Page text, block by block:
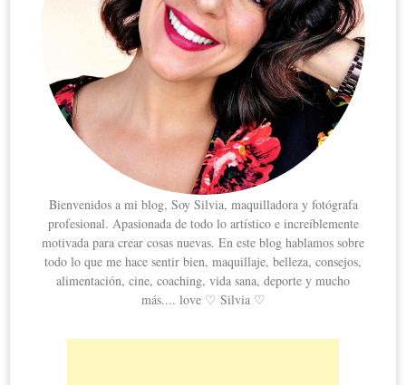
Bienvenidos a mi blog, Soy Silvia, maquilladora y fotógrafa
profesional. Apasionada de todo lo artístico e increíblemente
motivada para crear cosas nuevas. En este blog hablamos sobre
todo lo que me hace sentir bien, maquillaje, belleza, consejos,
alimentación, cine, coaching, vida sana, deporte y mucho
más.... love ♡ Silvia ♡